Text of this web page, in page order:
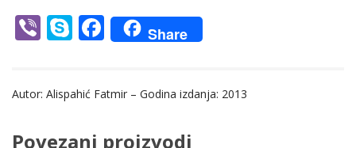
Vi S
p
F
ac
b
Share
Autor: Alispahić Fatmir – Godina izdanja: 2013
Povezani proizvodi